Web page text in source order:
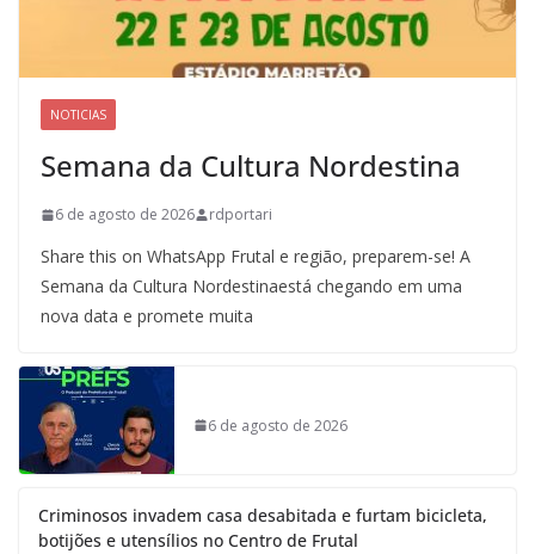
NOTICIAS
Semana da Cultura Nordestina
6 de agosto de 2026 rdportari
Share this on WhatsApp Frutal e região, preparem-se! A
Semana da Cultura Nordestinaestá chegando em uma
nova data e promete muita
6 de agosto de 2026
Criminosos invadem casa desabitada e furtam bicicleta,
botijões e utensílios no Centro de Frutal